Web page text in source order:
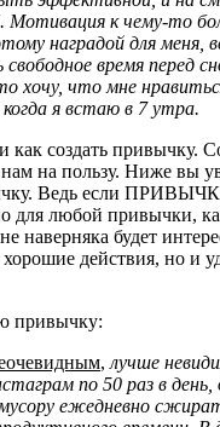
Мотивация к чему-то
наградой для меня,
время перед
хочу, что мне
я встаю в 7 утра.
создать привычку.
нам на пользу. Ниже вы
Ведь если
для любой привычки,
наверняка будет
действия, но и
привычку:
, лучше
по 50 раз в день,
ежедневно